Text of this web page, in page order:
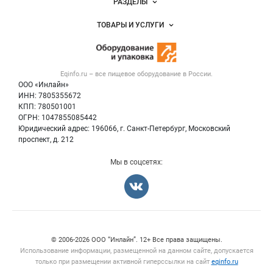
Eqinfo.ru – все пищевое оборудование в России.
ООО «Инлайн»
ИНН: 7805355672
КПП: 780501001
ОГРН: 1047855085442
Юридический адрес: 196066, г. Санкт-Петербург, Московский
проспект, д. 212
Размещение рекламы
Публичная оферта
Контактная информация
Политика обработки персональных данных
РАЗДЕЛЫ
Объявления
Вакансии
ТОВАРЫ И УСЛУГИ
Оборудование для пищепрома
Тара и упаковка
Б/у оборудование
Мы в соцсетях:
© 2006‑2026 ООО “Инлайн”. 12+ Все права защищены.
Использование информации, размещенной на данном сайте, допускается
только при размещении активной гиперссылки на сайт eqinfo.ru